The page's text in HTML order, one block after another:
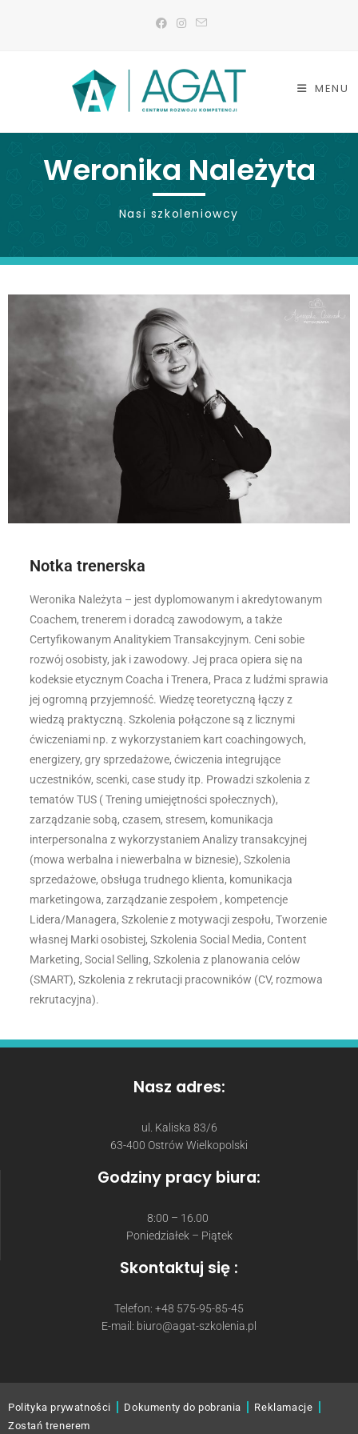
MENU
Weronika Należyta
Nasi szkoleniowcy
Notka trenerska
Weronika Należyta – jest dyplomowanym i akredytowanym
Coachem, trenerem i doradcą zawodowym, a także
Certyfikowanym Analitykiem Transakcyjnym. Ceni sobie
rozwój osobisty, jak i zawodowy. Jej praca opiera się na
kodeksie etycznym Coacha i Trenera, Praca z ludźmi sprawia
jej ogromną przyjemność. Wiedzę teoretyczną łączy z
wiedzą praktyczną. Szkolenia połączone są z licznymi
ćwiczeniami np. z wykorzystaniem kart coachingowych,
energizery, gry sprzedażowe, ćwiczenia integrujące
uczestników, scenki, case study itp. Prowadzi szkolenia z
tematów TUS ( Trening umiejętności społecznych),
zarządzanie sobą, czasem, stresem, komunikacja
interpersonalna z wykorzystaniem Analizy transakcyjnej
(mowa werbalna i niewerbalna w biznesie), Szkolenia
sprzedażowe, obsługa trudnego klienta, komunikacja
marketingowa, zarządzanie zespołem , kompetencje
Lidera/Managera, Szkolenie z motywacji zespołu, Tworzenie
własnej Marki osobistej, Szkolenia Social Media, Content
Marketing, Social Selling, Szkolenia z planowania celów
(SMART), Szkolenia z rekrutacji pracowników (CV, rozmowa
rekrutacyjna).
Nasz adres:
ul. Kaliska 83/6
63-400 Ostrów Wielkopolski
Godziny pracy biura:
8:00 – 16.00
Poniedziałek – Piątek
Skontaktuj się :
Telefon: +48 575-95-85-45
E-mail: biuro@agat-szkolenia.pl
Polityka prywatności Dokumenty do pobrania
Reklamacje
Zostań trenerem